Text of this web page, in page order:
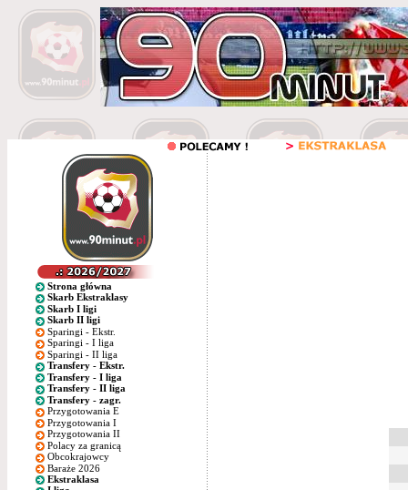
Strona główna
Skarb Ekstraklasy
Skarb I ligi
Skarb II ligi
Sparingi - Ekstr.
Sparingi - I liga
Sparingi - II liga
Transfery - Ekstr.
Transfery - I liga
Transfery - II liga
Transfery - zagr.
Przygotowania E
Przygotowania I
Przygotowania II
Polacy za granicą
Obcokrajowcy
Baraże 2026
Ekstraklasa